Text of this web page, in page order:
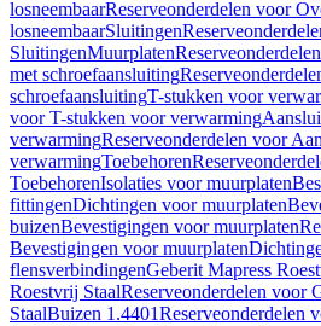
losneembaarReserveonderdelen voor
losneembaarSluitingen
SluitingenMuurplaten
met schroefaansluiting
schroefaansluitingT-stukken voor
voor T-stukken voor verwarming
verwarmingReserveonderdelen voor
verwarmingToebehoren
ToebehorenIsolaties voor muurplaten
fittingenDichtingen voor muurplaten
buizenBevestigingen voor muurplaten
Bevestigingen voor muurplaten
flensverbindingenGeberit Mapress
Roestvrij StaalReserveonderdelen voor
StaalBuizen 1.4401Reserveonderdelen